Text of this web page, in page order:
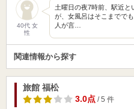
40代 女
性
土曜日の夜7時前、駅近と
が、女風呂はそこまでで
人が言…
関連情報から探す
旅館 福松
3.0点/ 5 件